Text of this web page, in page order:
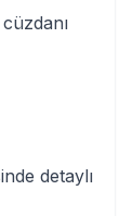
detaylı